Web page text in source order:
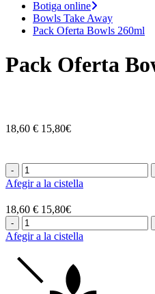
Botiga online
Bowls Take Away
Pack Oferta Bowls 260ml
Pack Oferta
18,60 € 15,80€
-
Afegir a la cistella
18,60 € 15,80€
-
Afegir a la cistella